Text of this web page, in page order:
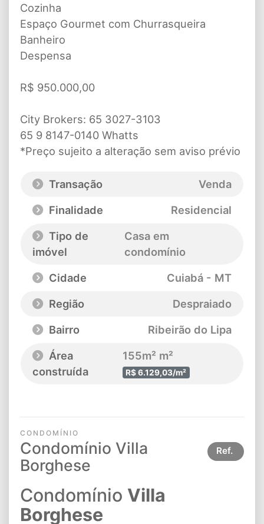
Cozinha
Espaço Gourmet com Churrasqueira
Banheiro
Despensa
R$ 950.000,00
City Brokers: 65 3027-3103
65 9 8147-0140 Whatts
*Preço sujeito a alteração sem aviso prévio
Transação
Venda
Finalidade
Residencial
Tipo de
imóvel
Casa em
condomínio
Cidade
Cuiabá - MT
Região
Despraiado
Bairro
Ribeirão do Lipa
Área
construída
155m² m²
R$ 6.129,03/m²
CONDOMÍNIO
Condomínio Villa
Borghese
Ref.
Condomínio Villa
Borghese